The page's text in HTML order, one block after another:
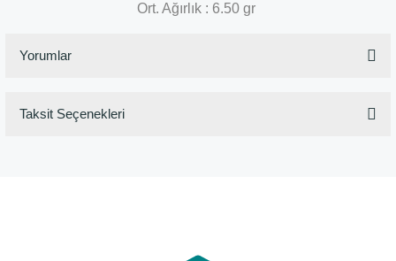
Ort. Ağırlık : 6.50 gr
Yorumlar
Taksit Seçenekleri